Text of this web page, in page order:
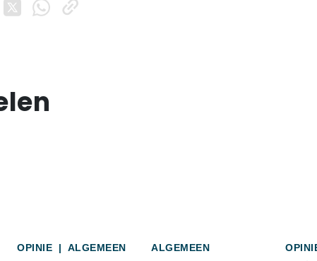
OPINIE | ALGEMEEN ALGEMEEN